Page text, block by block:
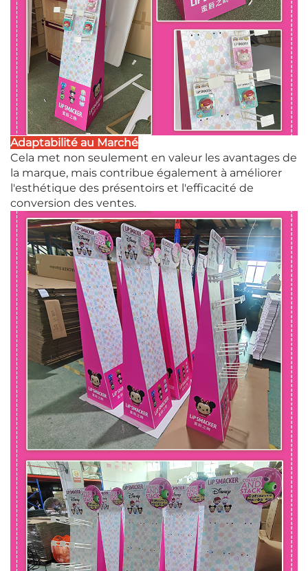
Adaptabilité au Marché
Cela met non seulement en valeur les avantages de
la marque, mais contribue également à améliorer
l'esthétique des présentoirs et l'efficacité de
conversion des ventes.